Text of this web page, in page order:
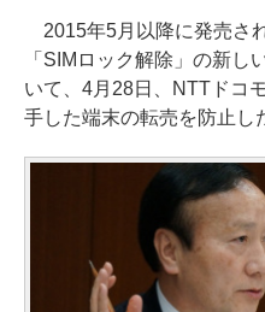
2015年5月以降に発売さ
「SIMロック解除」の新し
いて、4月28日、NTTドコ
手した端末の転売を防止し